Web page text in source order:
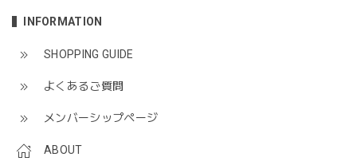
INFORMATION
SHOPPING GUIDE
よくあるご質問
メンバーシップページ
ABOUT